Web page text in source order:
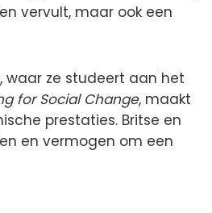
vervult, maar ook een
waar ze studeert aan het
for Social Change, maakt
prestaties. Britse en
en vermogen om een